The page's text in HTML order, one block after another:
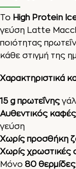
Το High Protein
γεύση Latte
ποιότητας
κάθε στιγμή της
Χαρακτηριστικά
15 g πρωτεΐνης
Αυθεντικός
γεύση
Χωρίς προσθήκη
Χωρίς χρωστικές
Μόνο 80